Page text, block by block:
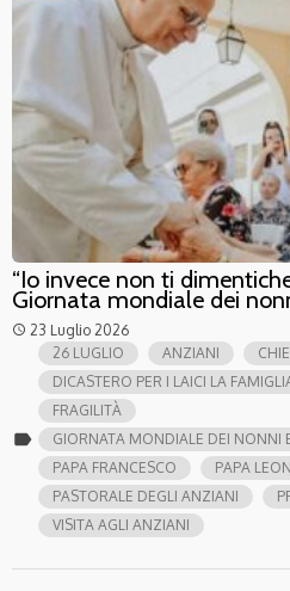
“Io invece non ti
Giornata mondiale dei
access_time 23 Luglio 2026
label
26 LUGLIO ANZIANI
DICASTERO PER I LAICI LA
FRAGILITÀ
GIORNATA MONDIALE DEI NONNI
PAPA FRANCESCO
PAPA
PASTORALE DEGLI ANZIANI
VISITA AGLI ANZIANI